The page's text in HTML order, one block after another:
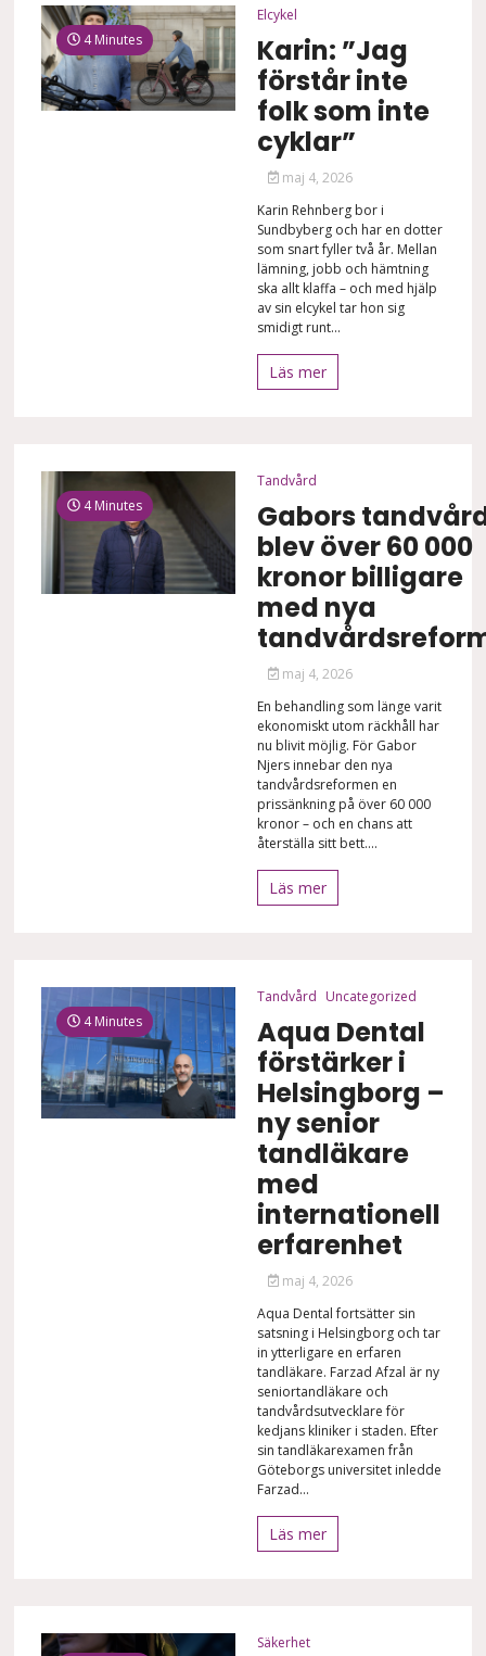
4 Minutes
Elcykel
Karin: ”Jag
förstår inte
folk som inte
cyklar”
maj 4, 2026
Karin Rehnberg bor i
Sundbyberg och har en dotter
som snart fyller två år. Mellan
lämning, jobb och hämtning
ska allt klaffa – och med hjälp
av sin elcykel tar hon sig
smidigt runt...
Läs mer
4 Minutes
Tandvård
Gabors
blev över 60 000
kronor billigare
med nya
maj 4, 2026
En behandling som länge varit
ekonomiskt utom räckhåll har
nu blivit möjlig. För Gabor
Njers innebar den nya
tandvårdsreformen en
prissänkning på över 60 000
kronor – och en chans att
återställa sitt bett....
Läs mer
4 Minutes
Tandvård Uncategorized
Aqua Dental
förstärker i
Helsingborg –
ny senior
tandläkare
med
internationell
erfarenhet
maj 4, 2026
Aqua Dental fortsätter sin
satsning i Helsingborg och tar
in ytterligare en erfaren
tandläkare. Farzad Afzal är ny
seniortandläkare och
tandvårdsutvecklare för
kedjans kliniker i staden. Efter
sin tandläkarexamen från
Göteborgs universitet inledde
Farzad...
Läs mer
Säkerhet